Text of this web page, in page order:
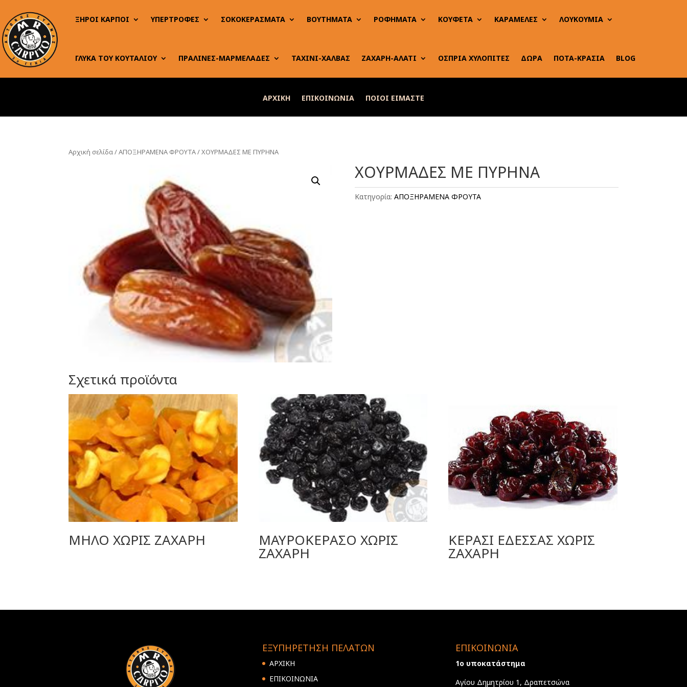
ΞΗΡΟΙ ΚΑΡΠΟΙ ΥΠΕΡΤΡΟΦΕΣ ΣΟΚΟΚΕΡΑΣΜΑΤΑ ΒΟΥΤΗΜΑΤΑ ΡΟΦΗΜΑΤΑ ΚΟΥΦΕΤΑ ΚΑΡΑΜΕΛΕΣ ΛΟΥΚΟΥΜΙΑ
ΓΛΥΚΑ ΤΟΥ ΚΟΥΤΑΛΙΟΥ ΠΡΑΛΙΝΕΣ-ΜΑΡΜΕΛΑΔΕΣ ΤΑΧΙΝΙ-ΧΑΛΒΑΣ ΖΑΧΑΡΗ-ΑΛΑΤΙ ΟΣΠΡΙΑ ΧΥΛΟΠΙΤΕΣ ΔΩΡΑ ΠΟΤΑ-ΚΡΑΣΙΑ BLOG
ΑΡΧΙΚΗ ΕΠΙΚΟΙΝΩΝΙΑ ΠΟΙΟΙ ΕΙΜΑΣΤΕ
Αρχική σελίδα/ΑΠΟΞΗΡΑΜΕΝΑ ΦΡΟΥΤΑ/ ΧΟΥΡΜΑΔΕΣ ΜΕ ΠΥΡΗΝΑ
ΧΟΥΡΜΑΔΕΣ ΜΕ ΠΥΡΗΝΑ
Κατηγορία: ΑΠΟΞΗΡΑΜΕΝΑ ΦΡΟΥΤΑ
Σχετικά προϊόντα
ΜΗΛΟ ΧΩΡΙΣ ΖΑΧΑΡΗ ΜΑΥΡΟΚΕΡΑΣΟ ΧΩΡΙΣ
ΖΑΧΑΡΗ
ΚΕΡΑΣΙ ΕΔΕΣΣΑΣ ΧΩΡΙΣ
ΖΑΧΑΡΗ
ΕΞΥΠΗΡΕΤΗΣΗ ΠΕΛΑΤΩΝ
ΑΡΧΙΚΗ
ΕΠΙΚΟΙΝΩΝΙΑ
ΕΠΙΚΟΙΝΩΝΙΑ
1ο υποκατάστημα
Αγίου Δημητρίου 1, Δραπετσώνα